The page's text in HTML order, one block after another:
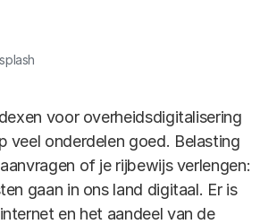
voor overheidsdigitalisering
veel onderdelen goed. Belasting
of je rijbewijs verlengen:
gaan in ons land digitaal. Er is
en het aandeel van de